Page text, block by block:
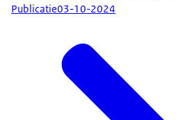
Publicatie03-10-2024